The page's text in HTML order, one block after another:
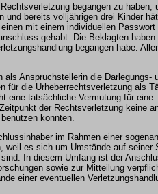
begangen zu haben,
und bereits volljährigen drei Kinder
mit einem individuellen Passwort
gehabt. Die Beklagten
begangen habe.
als Anspruchstellerin die Darlegungs-
für die Urheberrechtsverletzung als
eine tatsächliche Vermutung für eine
der Rechtsverletzung keine
konnten.
im Rahmen einer
weil es sich um Umstände auf seiner
In diesem Umfang ist der
sowie zur Mitteilung
einer eventuellen